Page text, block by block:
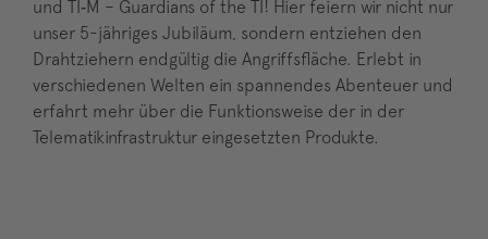
und TI‑M – Guardians of the TI! Hier feiern wir nicht nur
unser 5-jähriges Jubiläum, sondern entziehen den
Drahtziehern endgültig die Angriffsfläche. Erlebt in
verschiedenen Welten ein spannendes Abenteuer und
erfahrt mehr über die Funktionsweise der in der
Telematikinfrastruktur eingesetzten Produkte.